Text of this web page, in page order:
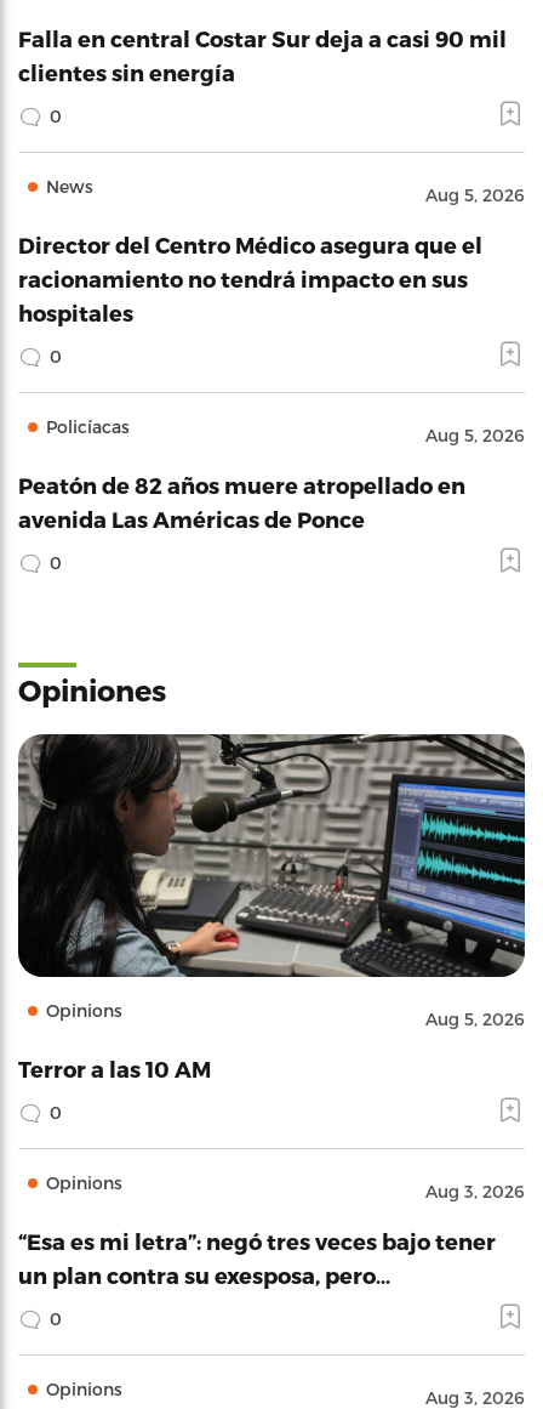
Falla en central Costar Sur deja a casi 90 mil
clientes sin energía
0
News Aug 5, 2026
Director del Centro Médico asegura que el
racionamiento no tendrá impacto en sus
hospitales
0
Policíacas Aug 5, 2026
Peatón de 82 años muere atropellado en
avenida Las Américas de Ponce
0
Opiniones
Opinions Aug 5, 2026
Terror a las 10 AM
0
Opinions Aug 3, 2026
“Esa es mi letra”: negó tres veces bajo tener
un plan contra su exesposa, pero…
0
Opinions Aug 3, 2026